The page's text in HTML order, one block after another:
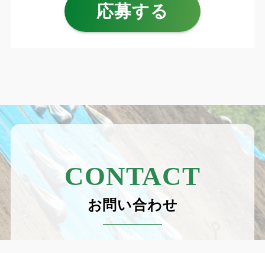
応募する
CONTACT
お問い合わせ